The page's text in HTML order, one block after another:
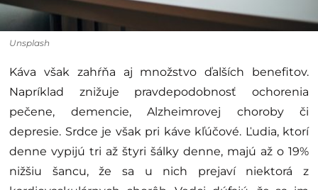
Unsplash
Káva však zahŕňa aj množstvo ďalších benefitov.
Napríklad znižuje pravdepodobnosť ochorenia
pečene, demencie, Alzheimrovej choroby či
depresie. Srdce je však pri káve kľúčové. Ľudia, ktorí
denne vypijú tri až štyri šálky denne, majú až o 19%
nižšiu šancu, že sa u nich prejaví niektorá z